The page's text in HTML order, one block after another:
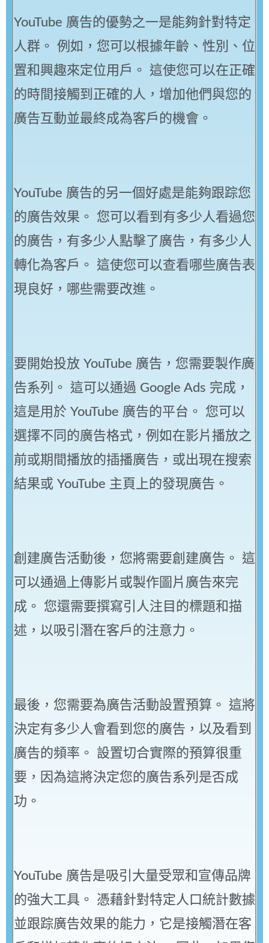
YouTube 廣告的優勢之一是能夠針對特定
人群。 例如，您可以根據年齡、性別、位
置和興趣來定位用戶。 這使您可以在正確
的時間接觸到正確的人，增加他們與您的
廣告互動並最終成為客戶的機會。
YouTube 廣告的另一個好處是能夠跟踪您
的廣告效果。 您可以看到有多少人看過您
的廣告，有多少人點擊了廣告，有多少人
轉化為客戶。 這使您可以查看哪些廣告表
現良好，哪些需要改進。
要開始投放 YouTube 廣告，您需要製作廣
告系列。 這可以通過 Google Ads 完成，
這是用於 YouTube 廣告的平台。 您可以
選擇不同的廣告格式，例如在影片播放之
前或期間播放的插播廣告，或出現在搜索
結果或 YouTube 主頁上的發現廣告。
創建廣告活動後，您將需要創建廣告。 這
可以通過上傳影片或製作圖片廣告來完
成。 您還需要撰寫引人注目的標題和描
述，以吸引潛在客戶的注意力。
最後，您需要為廣告活動設置預算。 這將
決定有多少人會看到您的廣告，以及看到
廣告的頻率。 設置切合實際的預算很重
要，因為這將決定您的廣告系列是否成
功。
YouTube 廣告是吸引大量受眾和宣傳品牌
的強大工具。 憑藉針對特定人口統計數據
並跟踪廣告效果的能力，它是接觸潛在客